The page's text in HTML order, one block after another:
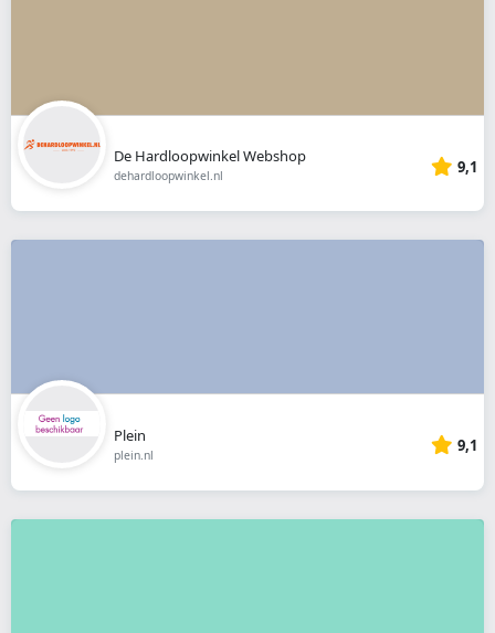
De Hardloopwinkel Webshop
dehardloopwinkel.nl 9,1
Plein
plein.nl 9,1